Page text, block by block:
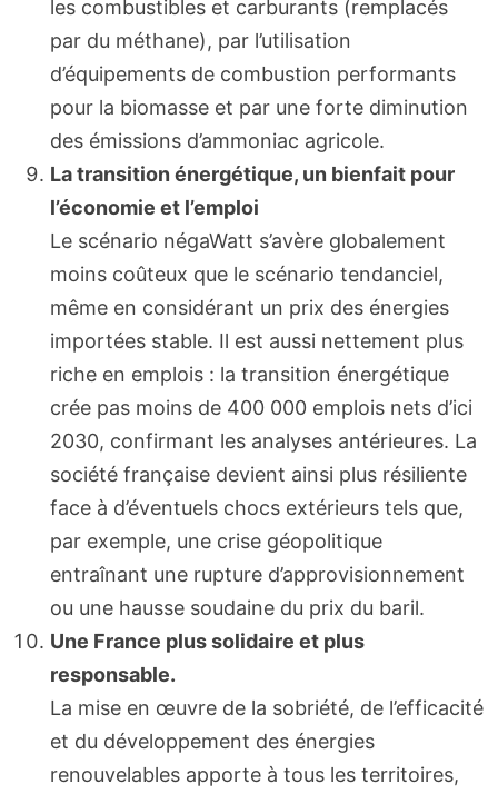
les combustibles et carburants (remplacés
par du méthane), par l’utilisation
d’équipements de combustion performants
pour la biomasse et par une forte diminution
des émissions d’ammoniac agricole.
La transition énergétique, un bienfait pour
l’économie et l’emploi
Le scénario négaWatt s’avère globalement
moins coûteux que le scénario tendanciel,
même en considérant un prix des énergies
importées stable. Il est aussi nettement plus
riche en emplois : la transition énergétique
crée pas moins de 400 000 emplois nets d’ici
2030, confirmant les analyses antérieures. La
société française devient ainsi plus résiliente
face à d’éventuels chocs extérieurs tels que,
par exemple, une crise géopolitique
entraînant une rupture d’approvisionnement
ou une hausse soudaine du prix du baril.
Une France plus solidaire et plus
responsable.
La mise en œuvre de la sobriété, de l’efficacité
et du développement des énergies
renouvelables apporte à tous les territoires,